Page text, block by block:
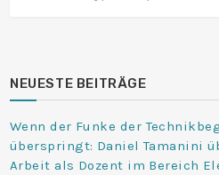
NEUESTE BEITRÄGE
Wenn der Funke der
überspringt: Daniel Tamanini
Arbeit als Dozent im Bereich